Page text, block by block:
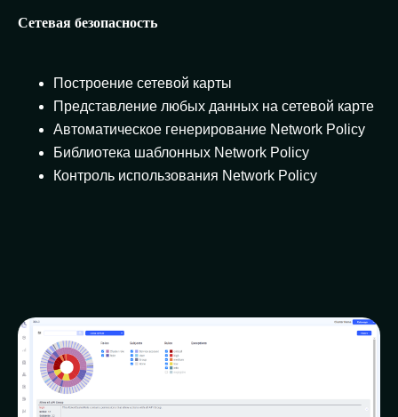
Сетевая безопасность
Построение сетевой карты
Представление любых данных на сетевой карте
Автоматическое генерирование Network Policy
Библиотека шаблонных Network Policy
Контроль использования Network Policy